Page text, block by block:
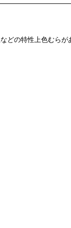
どの特性上色むらが